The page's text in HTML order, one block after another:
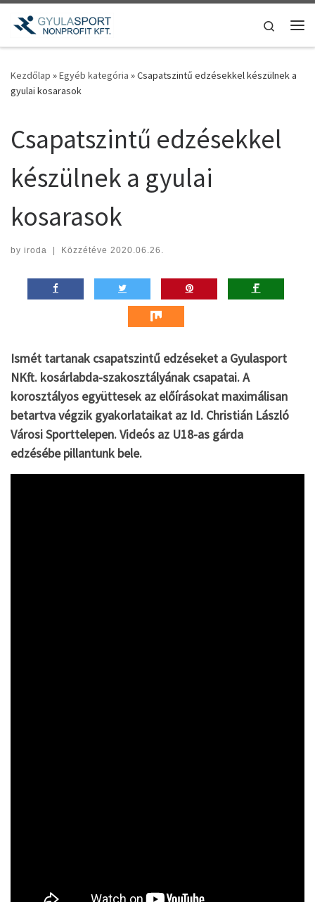
Teljes tartalom megjelenítése
Search
Kezdőlap »Egyéb kategória »Csapatszintű edzésekkel készülnek a
gyulai kosarasok
Csapatszintű edzésekkel
készülnek a gyulai
kosarasok
by iroda | Közzétéve 2020.06.26.
Ismét tartanak csapatszintű edzéseket a Gyulasport
NKft. kosárlabda-szakosztályának csapatai. A
korosztályos együttesek az előírásokat maximálisan
betartva végzik gyakorlataikat az Id. Christián László
Városi Sporttelepen. Videós az U18-as gárda
edzésébe pillantunk bele.